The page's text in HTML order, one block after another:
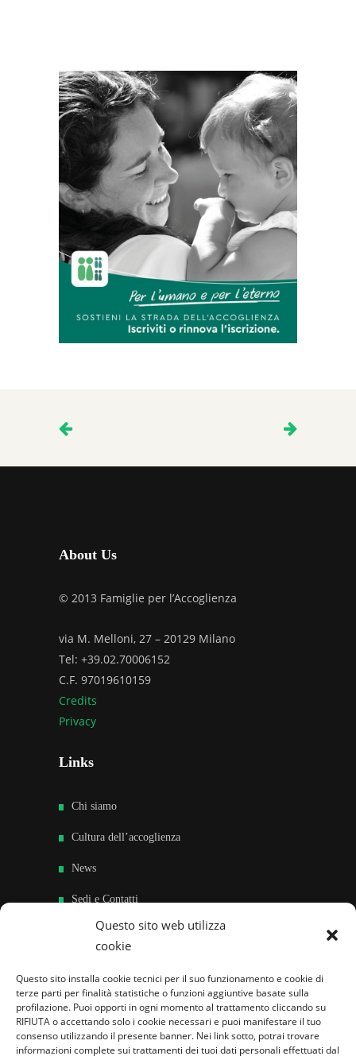
Questo sito web utilizza
cookie
Questo sito installa cookie tecnici per il suo funzionamento e cookie di
terze parti per finalità statistiche o funzioni aggiuntive basate sulla
profilazione. Puoi opporti in ogni momento al trattamento cliccando su
RIFIUTA o accettando solo i cookie necessari e puoi manifestare il tuo
consenso utilizzando il presente banner. Nei link sotto, potrai trovare
informazioni complete sui trattamenti dei tuoi dati personali effettuati dal
About Us
© 2013 Famiglie per l’Accoglienza
via M. Melloni, 27 – 20129 Milano
Tel: +39.02.70006152
C.F. 97019610159
Credits
Privacy
Links
Chi siamo
Cultura dell’accoglienza
News
Sedi e Contatti
Sostieni
Famiglie per l’accoglienza nel mondo